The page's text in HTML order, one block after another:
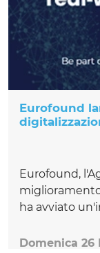
Eurofound
Eurofound,
ha avviato
Domenica 26